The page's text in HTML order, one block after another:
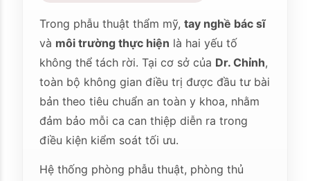
Trong phẫu thuật thẩm mỹ,tay nghề bác sĩ
và môi trường thực hiện là hai yếu tố
không thể tách rời. Tại cơ sở của Dr. Chỉnh,
toàn bộ không gian điều trị được đầu tư bài
bản theo tiêu chuẩn an toàn y khoa, nhằm
đảm bảo mỗi ca can thiệp diễn ra trong
điều kiện kiểm soát tối ưu.
Hệ thống phòng phẫu thuật, phòng thủ